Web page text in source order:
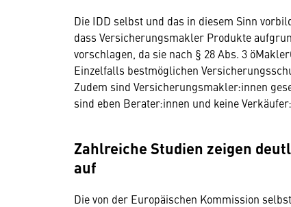
Die IDD selbst und das in diesem Sinn
dass Versicherungsmakler Produkte
vorschlagen, da sie nach § 28 Abs. 3
Einzelfalls bestmöglichen
Zudem sind Versicherungsmakler:innen
sind eben Berater:innen und keine
Zahlreiche Studien zeigen
auf
Die von der Europäischen Kommission